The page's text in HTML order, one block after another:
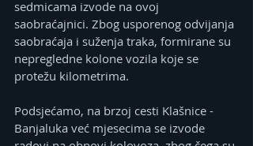
sedmicama izvode na ovoj
saobraćajnici. Zbog usporenog odvijanja
saobraćaja i suženja traka, formirane su
nepregledne kolone vozila koje se
protežu kilometrima.
Podsjećamo, na brzoj cesti Klašnice -
Banjaluka već mjesecima se izvode